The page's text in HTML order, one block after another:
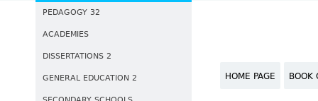
PEDAGOGY 32
ACADEMIES
DISSERTATIONS 2
GENERAL EDUCATION 2
HOME PAGE BOOK